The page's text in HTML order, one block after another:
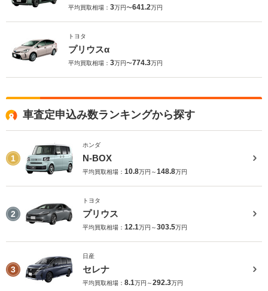
平均買取相場： 3万円〜641.2万円
トヨタ
プリウスα
平均買取相場： 3万円〜774.3万円
車査定申込み数ランキングから探す
1
ホンダ
N-BOX
平均買取相場： 10.8万円～148.8万円
2
トヨタ
プリウス
平均買取相場： 12.1万円～303.5万円
3
日産
セレナ
平均買取相場： 8.1万円～292.3万円